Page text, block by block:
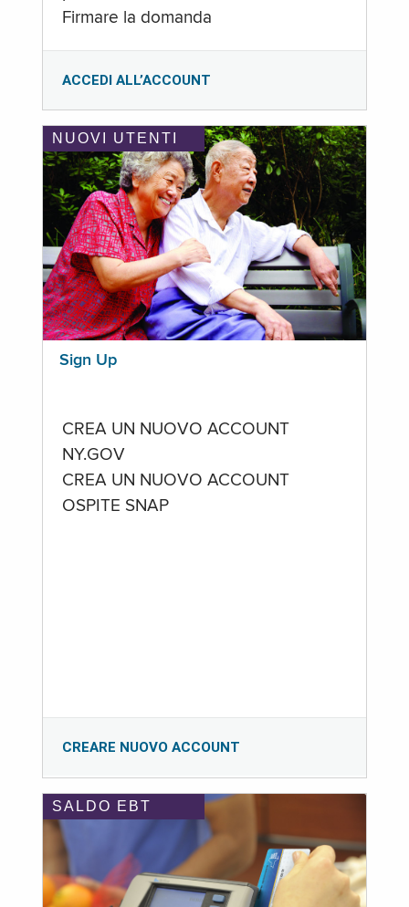
Firmare la domanda
ACCEDI ALL’ACCOUNT
NUOVI UTENTI
Sign Up
CREA UN NUOVO ACCOUNT
NY.GOV
CREA UN NUOVO ACCOUNT
OSPITE SNAP
CREARE NUOVO ACCOUNT
SALDO EBT